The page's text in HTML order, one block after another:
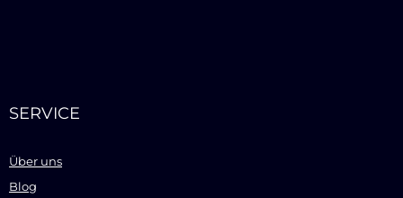
SERVICE
Über uns
Blog